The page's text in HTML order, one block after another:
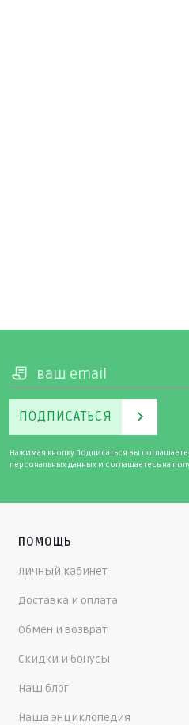
ПОДПИСАТЬСЯ
Нажимая кнопку Подписаться вы
персональных данных и соглашаетесь на
ПОМОЩЬ
Личный кабинет
Доставка и оплата
Обмен и возврат
Скидки и бонусы
Наш блог
Наша энциклопедия